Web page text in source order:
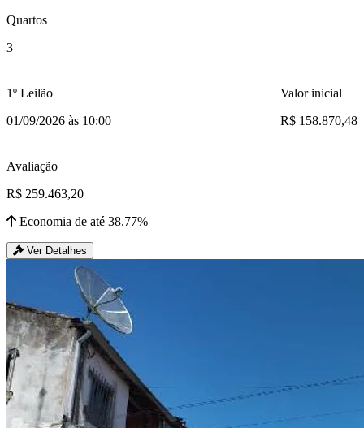
Quartos
3
1º Leilão
01/09/2026 às 10:00
Valor inicial
R$ 158.870,48
Avaliação
R$ 259.463,20
Economia de até 38.77%
Ver Detalhes